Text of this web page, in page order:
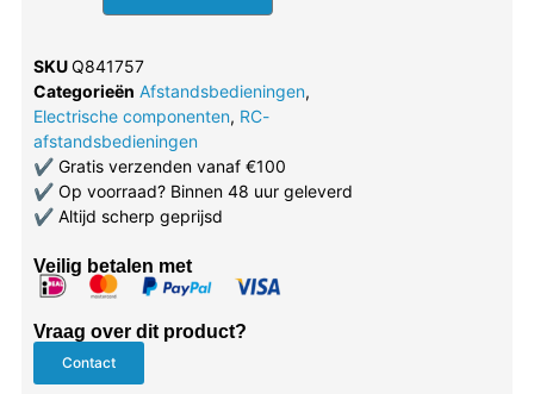
SKUQ841757
Categorieën Afstandsbedieningen,
Electrische componenten, RC-
afstandsbedieningen
✔Gratis verzenden vanaf €100
✔Op voorraad? Binnen 48 uur geleverd
✔Altijd scherp geprijsd
Veilig betalen met
Vraag over dit product?
Contact